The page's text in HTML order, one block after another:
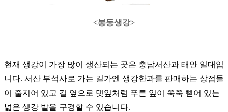
<봉동생강>
현재 생강이 가장 많이 생산되는 곳은 충남서산과 태안 일대입
니다. 서산 부석사로 가는 길가엔 생강한과를 판매하는 상점들
이 줄지어 있고 길 옆으로 댓잎처럼 푸른 잎이 쭉쭉 뻗어 있는
넓은 생강 밭을 구경할 수 있습니다.